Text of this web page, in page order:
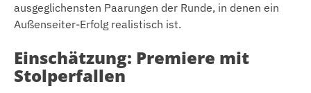
ausgeglichensten Paarungen der Runde, in denen ein
Außenseiter-Erfolg realistisch ist.
Einschätzung: Premiere mit
Stolperfallen